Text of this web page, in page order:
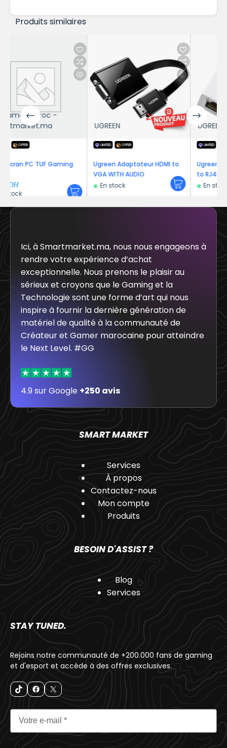
Produits similaires
UGREEN
Ugreen Adaptateur HDMI to
En stock
UGREEN
Ugreen Adaptateur USB 2.0
to RJ45 Blanc
En stock
Ici, à Smartmarket.ma, nous nous engageons à
rendre votre expérience d’achat
exceptionnelle. Nous prenons le plaisir au
sérieux et croyons que le Gaming et la
Technologie sont une forme d’art qui nous
inspire à fournir la dernière génération de
matériel de qualité à la communauté de
Créateur et Gamer marocaine pour atteindre
le Next Level. #GG
4.9 sur Google +250 avis
SMART MARKET
Services
À propos
Contactez-nous
Mon compte
Produits
BESOIN D'ASSIST ?
Blog
Services
STAY TUNED.
Rejoins notre communauté de +200.000 fans de gaming
et d'esport et accède à des offres exclusives.